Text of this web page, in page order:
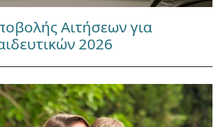
Αιτήσεων για
2026